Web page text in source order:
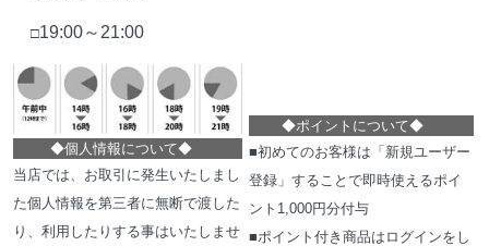
□19:00～21:00
◆個人情報について◆
当店では、お取引に発生いたしまし
た個人情報を第三者に無断で渡した
り、利用したりする事はいたしませ
◆ポイントについて◆
■初めてのお客様は「新規ユーザー
登録」することで即時使えるポイ
ント1,000円分付与
■ポイント付き商品はログインをし